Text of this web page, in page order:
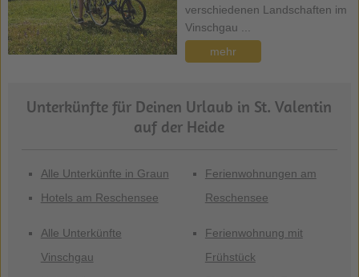
verschiedenen Landschaften im
Vinschgau ...
mehr
Unterkünfte für Deinen Urlaub in St. Valentin
auf der Heide
Alle Unterkünfte in Graun
Hotels am Reschensee
Ferienwohnungen am
Reschensee
Alle Unterkünfte
Vinschgau
Ferienwohnung mit
Frühstück